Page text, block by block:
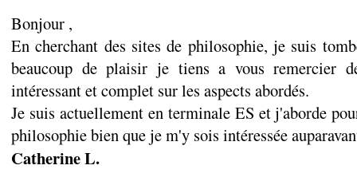
Bonjour ,
En cherchant des sites de philosophie, je suis
beaucoup de plaisir je tiens a vous remercier
intéressant et complet sur les aspects abordés.
Je suis actuellement en terminale ES et j'aborde
philosophie bien que je m'y sois intéressée
Catherine L.